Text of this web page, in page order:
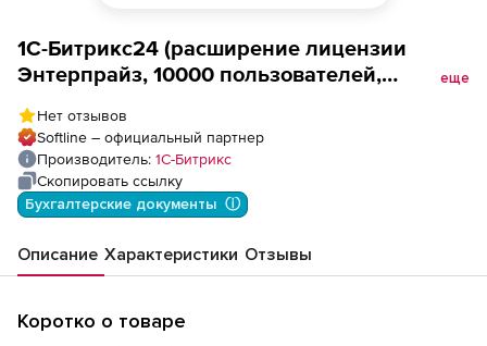
1С-Битрикс24 (расширение лицензии
Энтерпрайз, 10000 пользователей,
еще
Нет отзывов
Softline – официальный партнер
Производитель: 1С-Битрикс
Скопировать ссылку
Бухгалтерские документы  ⓘ
Описание Характеристики Отзывы
Коротко о товаре